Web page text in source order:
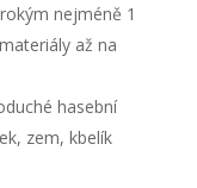
nejméně 1
až na
hasební
zem, kbelík